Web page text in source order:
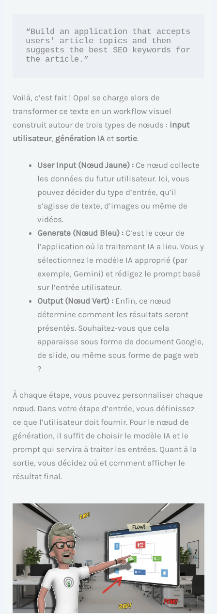
“Build an application that accepts
users' article topics and then
suggests the best SEO keywords for
the article.”
Voilà, c’est fait ! Opal se charge alors de
transformer ce texte en un workflow visuel
construit autour de trois types de nœuds : input
utilisateur, génération IA et sortie.
User Input (Nœud Jaune) : Ce nœud collecte
les données du futur utilisateur. Ici, vous
pouvez décider du type d’entrée, qu’il
s’agisse de texte, d’images ou même de
vidéos.
Generate (Nœud Bleu) : C’est le cœur de
l’application où le traitement IA a lieu. Vous y
sélectionnez le modèle IA approprié (par
exemple, Gemini) et rédigez le prompt basé
sur l’entrée utilisateur.
Output (Nœud Vert) : Enfin, ce nœud
détermine comment les résultats seront
présentés. Souhaitez-vous que cela
apparaisse sous forme de document Google,
de slide, ou même sous forme de page web
?
À chaque étape, vous pouvez personnaliser chaque
nœud. Dans votre étape d’entrée, vous définissez
ce que l’utilisateur doit fournir. Pour le nœud de
génération, il suffit de choisir le modèle IA et le
prompt qui servira à traiter les entrées. Quant à la
sortie, vous décidez où et comment afficher le
résultat final.